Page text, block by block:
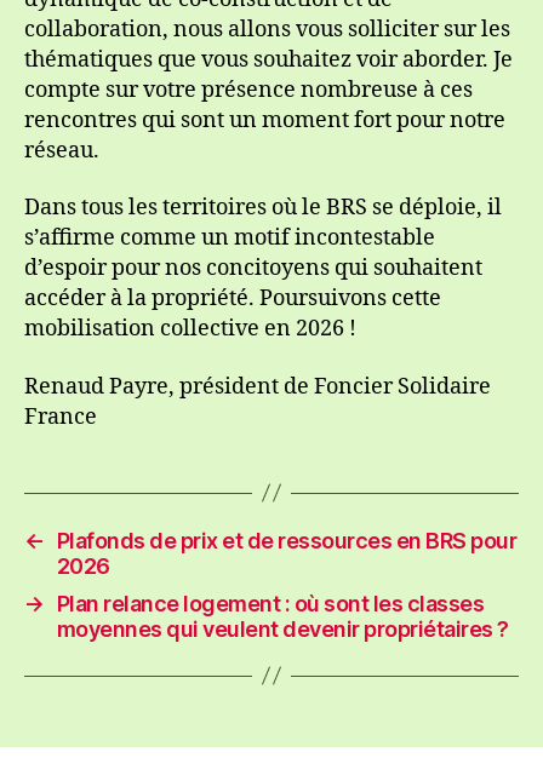
collaboration, nous allons vous solliciter sur les
thématiques que vous souhaitez voir aborder. Je
compte sur votre présence nombreuse à ces
rencontres qui sont un moment fort pour notre
réseau.
Dans tous les territoires où le BRS se déploie, il
s’affirme comme un motif incontestable
d’espoir pour nos concitoyens qui souhaitent
accéder à la propriété. Poursuivons cette
mobilisation collective en 2026 !
Renaud Payre, président de Foncier Solidaire
France
←
Plafonds de prix et de ressources en BRS pour
2026
→
Plan relance logement : où sont les classes
moyennes qui veulent devenir propriétaires ?